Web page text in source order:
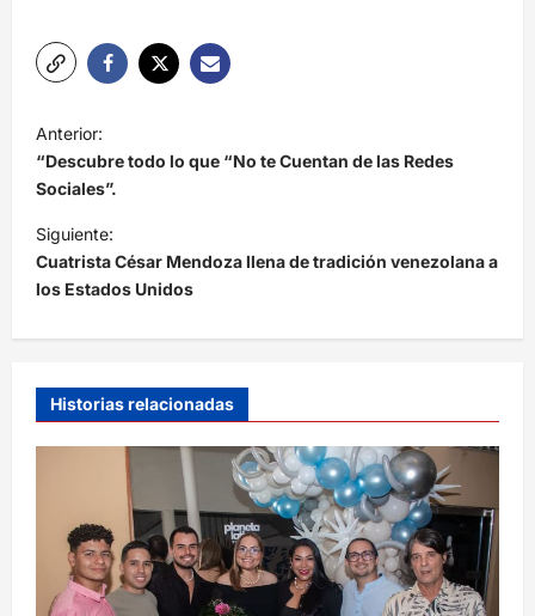
a
v
e
g
a
c
ó
n
n
Anterior:
“Descubre todo lo que “No te Cuentan de las Redes
Sociales”.
Siguiente:
Cuatrista César Mendoza llena de tradición venezolana a
los Estados Unidos
Historias relacionadas